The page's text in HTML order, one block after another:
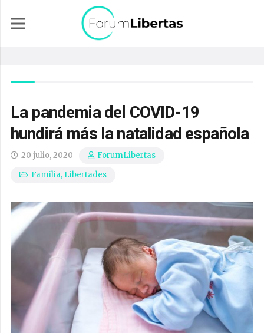
La pandemia del COVID-19
hundirá más la natalidad española
20 julio, 2020
ForumLibertas
Familia, Libertades